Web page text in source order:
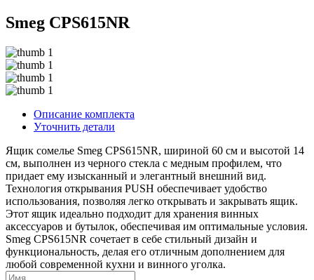
Smeg CPS615NR
Описание комплекта
Уточнить детали
Ящик сомелье Smeg CPS615NR, шириной 60 см и высотой 14
см, выполнен из черного стекла с медным профилем, что
придает ему изысканный и элегантный внешний вид.
Технология открывания PUSH обеспечивает удобство
использования, позволяя легко открывать и закрывать ящик.
Этот ящик идеально подходит для хранения винных
аксессуаров и бутылок, обеспечивая им оптимальные условия.
Smeg CPS615NR сочетает в себе стильный дизайн и
функциональность, делая его отличным дополнением для
любой современной кухни и винного уголка.